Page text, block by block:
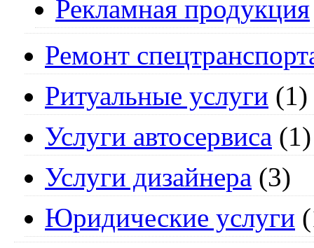
Рекламная продукция
Ремонт
Ритуальные услуги (1)
Услуги автосервиса (1)
Услуги дизайнера (3)
Юридические услуги